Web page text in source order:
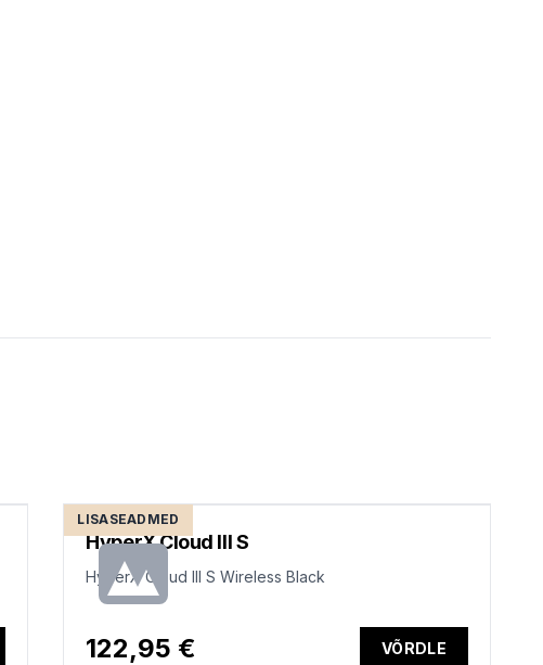
LISASEADMED
HyperX Cloud III S
HyperX Cloud III S Wireless Black
122,95 € VÕRDLE